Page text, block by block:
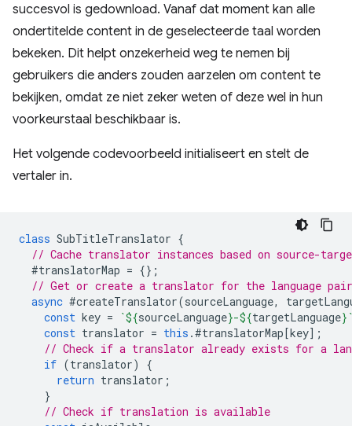
succesvol is gedownload. Vanaf dat moment kan alle
ondertitelde content in de geselecteerde taal worden
bekeken. Dit helpt onzekerheid weg te nemen bij
gebruikers die anders zouden aarzelen om content te
bekijken, omdat ze niet zeker weten of deze wel in hun
voorkeurstaal beschikbaar is.
Het volgende codevoorbeeld initialiseert en stelt de
vertaler in.
class SubTitleTranslator {
// Cache translator instances based on source-
#translatorMap = {};
// Get or create a translator for the language pair
async #createTranslator(sourceLanguage,
const key = `${sourceLanguage}-${targetLanguage}
const translator = this .#translatorMap[key];
// Check if a translator already exists for a
if (translator)
{
return translator ;
}
// Check if translation is available